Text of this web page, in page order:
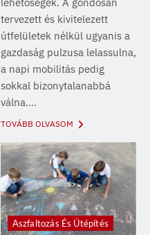
lehetőségek. A gondosan
tervezett és kivitelezett
útfelületek nélkül ugyanis a
gazdaság pulzusa lelassulna,
a napi mobilitás pedig
sokkal bizonytalanabbá
válna....
TOVÁBB OLVASOM
Aszfaltozás És Útépítés